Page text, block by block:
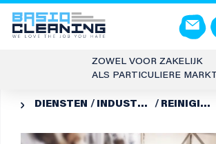
ZOWEL VOOR ZAKELIJK
ALS PARTICULIERE MARKT
 DIENSTEN INDUSTRIËLE REINIGING REINIGING PRODUCTIERUIMTES